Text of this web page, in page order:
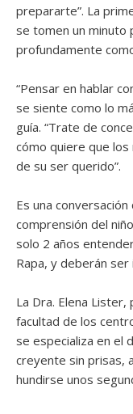
prepararte”. La
se tomen un minuto
profundamente
“Pensar en hablar
se siente como lo
guía. “Trate de
cómo quiere que los
de su ser querido”.
Es una
comprensión del
solo 2 años
Rapa, y deberán ser
La Dra. Elena
facultad de los
se especializa en el
creyente sin prisas,
hundirse unos